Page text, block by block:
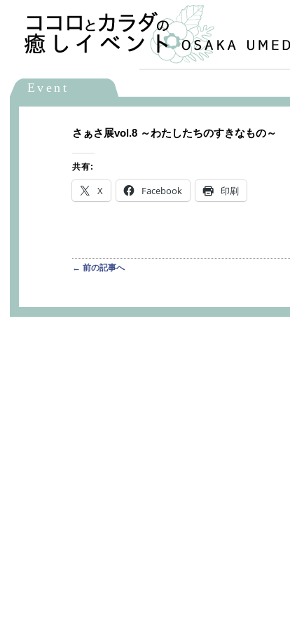
メインコンテンツへ移動
Event
さぁさ展vol.8 ～わたしたちのすきなもの～
共有:
X Facebook 印刷
投稿ナビゲーション
← 前の記事へ